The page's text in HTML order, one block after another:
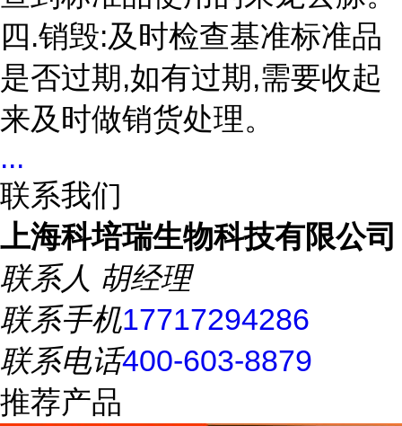
四.销毁:及时检查基准标准品
是否过期,如有过期,需要收起
来及时做销货处理。
...
联系我们
上海科培瑞生物科技有限公司
联系人 胡经理
联系手机17717294286
联系电话400-603-8879
推荐产品